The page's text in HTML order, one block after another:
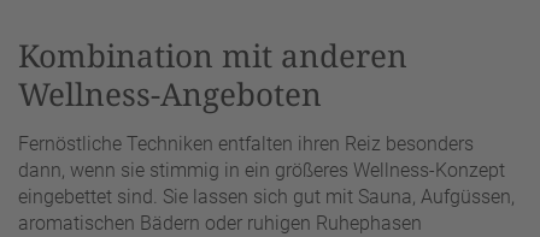
Kombination mit anderen
Wellness-Angeboten
Fernöstliche Techniken entfalten ihren Reiz besonders
dann, wenn sie stimmig in ein größeres Wellness-Konzept
eingebettet sind. Sie lassen sich gut mit Sauna, Aufgüssen,
aromatischen Bädern oder ruhigen Ruhephasen